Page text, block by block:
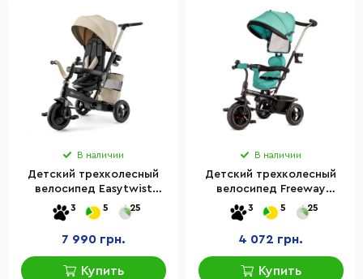
В наличии
Детский трехколесный
велосипед Easytwist
Kinderkraft
KREASY00BEG0000 Beige
3 5 25
7 990 грн.
Купить
В наличии
Детский трехколесный
велосипед Freeway
Kinderkraft
KKRFRWAGRE0000 Green
3 5 25
4 072 грн.
Купить